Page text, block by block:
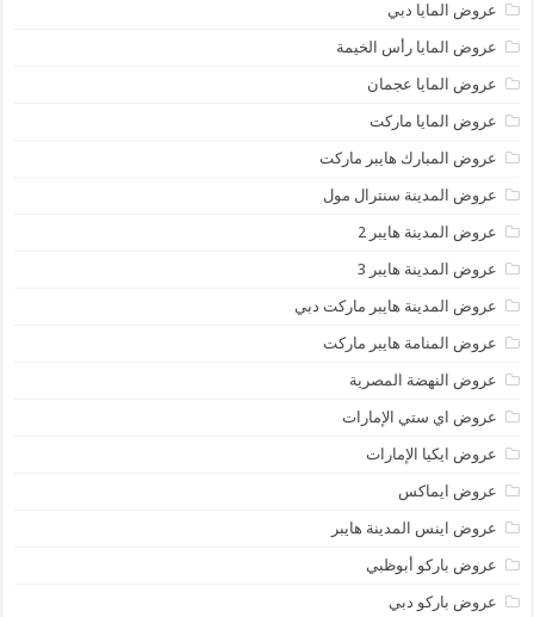
عروض المايا دبي
عروض المايا رأس الخيمة
عروض المايا عجمان
عروض المايا ماركت
عروض المبارك هايبر ماركت
عروض المدينة سنترال مول
عروض المدينة هايبر 2
عروض المدينة هايبر 3
عروض المدينة هايبر ماركت دبي
عروض المنامة هايبر ماركت
عروض النهضة المصرية
عروض اي ستي الإمارات
عروض ايكيا الإمارات
عروض ايماكس
عروض اينس المدينة هايبر
عروض باركو أبوظبي
عروض باركو دبي